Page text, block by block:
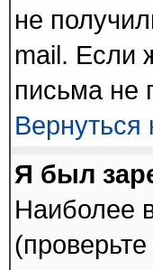
не
mail. Если
письма не
Вернуться
Я был
Наиболее